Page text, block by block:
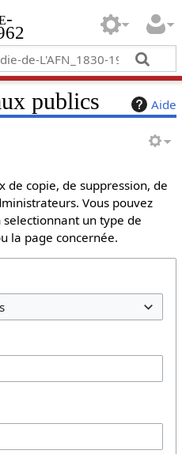
Aide
publics
de copie, de suppression, de
Vous pouvez
un type de
la page concernée.